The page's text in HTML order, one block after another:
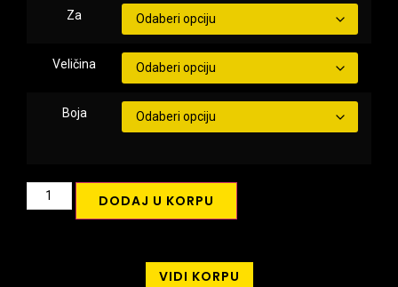
Za
Veličina
Boja
DODAJ U KORPU
VIDI KORPU